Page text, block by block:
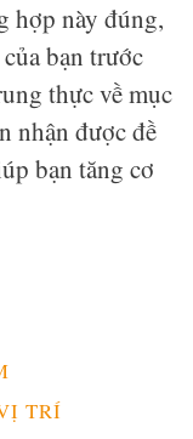
hợp này đúng,
bạn trước
thực về mục
nhận được đề
bạn tăng cơ
TRÍ